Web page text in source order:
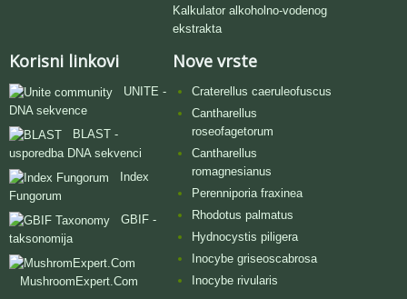
Kalkulator alkoholno-vodenog
ekstrakta
Korisni linkovi
UNITE -
DNA sekvence
BLAST -
usporedba DNA sekvenci
Index
Fungorum
GBIF -
taksonomija
MushroomExpert.Com
Nove vrste
Craterellus caeruleofuscus
Cantharellus
roseofagetorum
Cantharellus
romagnesianus
Perenniporia fraxinea
Rhodotus palmatus
Hydnocystis piligera
Inocybe griseoscabrosa
Inocybe rivularis